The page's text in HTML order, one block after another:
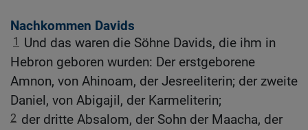
Nachkommen Davids
1
Und das waren die Söhne Davids, die ihm in
Hebron geboren wurden: Der erstgeborene
Amnon, von Ahinoam, der Jesreeliterin; der zweite
Daniel, von Abigajil, der Karmeliterin;
2 der dritte Absalom, der Sohn der Maacha, der